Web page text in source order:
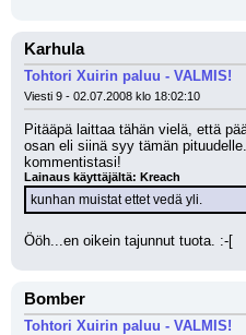
Karhula
Tohtori Xuirin paluu - VALMIS!
Viesti 9 - 02.07.2008 klo 18:02:10
Pitääpä laittaa tähän vielä, että
osan eli siinä syy tämän
kommentistasi!
Lainaus käyttäjältä: Kreach
kunhan muistat ettet vedä yli.
Ööh...en oikein tajunnut tuota. :-[
Bomber
Tohtori Xuirin paluu - VALMIS!